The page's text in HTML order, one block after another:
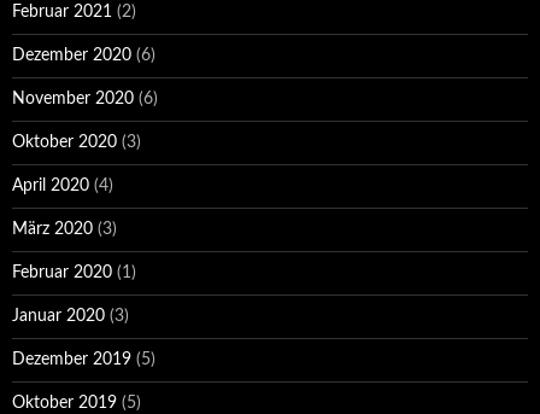
Februar 2021 (2)
Dezember 2020 (6)
November 2020 (6)
Oktober 2020 (3)
April 2020 (4)
März 2020 (3)
Februar 2020 (1)
Januar 2020 (3)
Dezember 2019 (5)
Oktober 2019 (5)